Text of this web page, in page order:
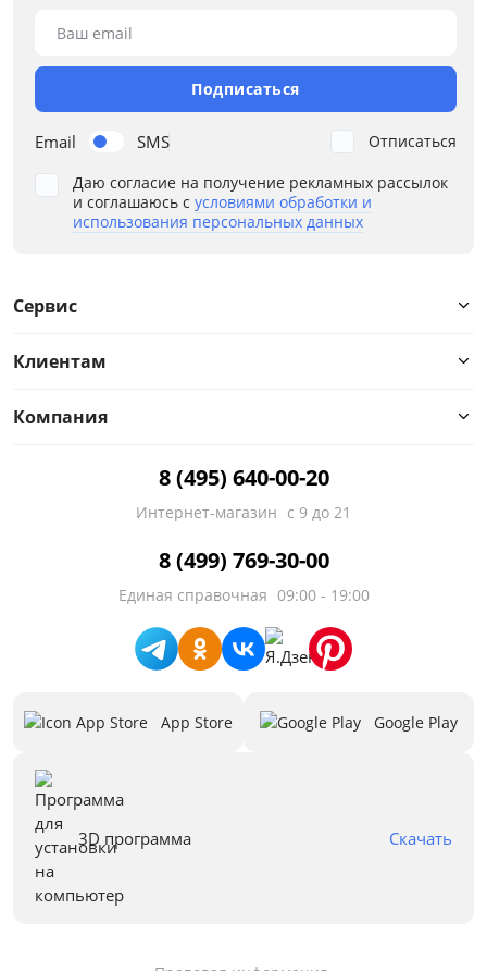
Email SMS
Ваш email
Подписаться
Даю согласие на получение рекламных рассылок
и соглашаюсь с условиями обработки и
использования персональных данных
Отписаться
Сервис
Клиентам
Компания
8 (495) 640-00-20
Интернет-магазин с 9 до 21
8 (499) 769-30-00
Единая справочная 09:00 - 19:00
App Store Google Play
3D программа Скачать